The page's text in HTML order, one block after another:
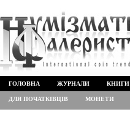
ГОЛОВНА ЖУРНАЛИ КНИГИ
ДЛЯ ПОЧАТКІВЦІВ МОНЕТИ